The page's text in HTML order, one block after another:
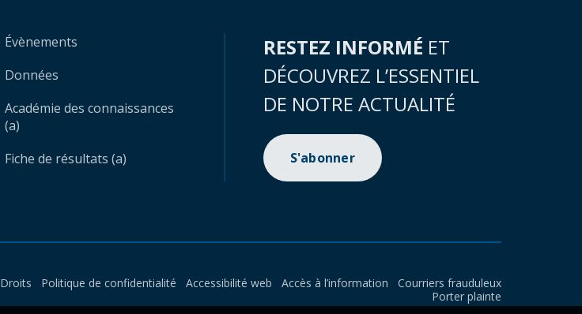
Évènements
Données
Académie des connaissances
(a)
Fiche de résultats (a)
RESTEZ INFORMÉ ET
DÉCOUVREZ L’ESSENTIEL
DE NOTRE ACTUALITÉ
S'abonner
Droits Politique de confidentialité Accessibilité web Accès à l’information
Courriers frauduleux
Porter plainte